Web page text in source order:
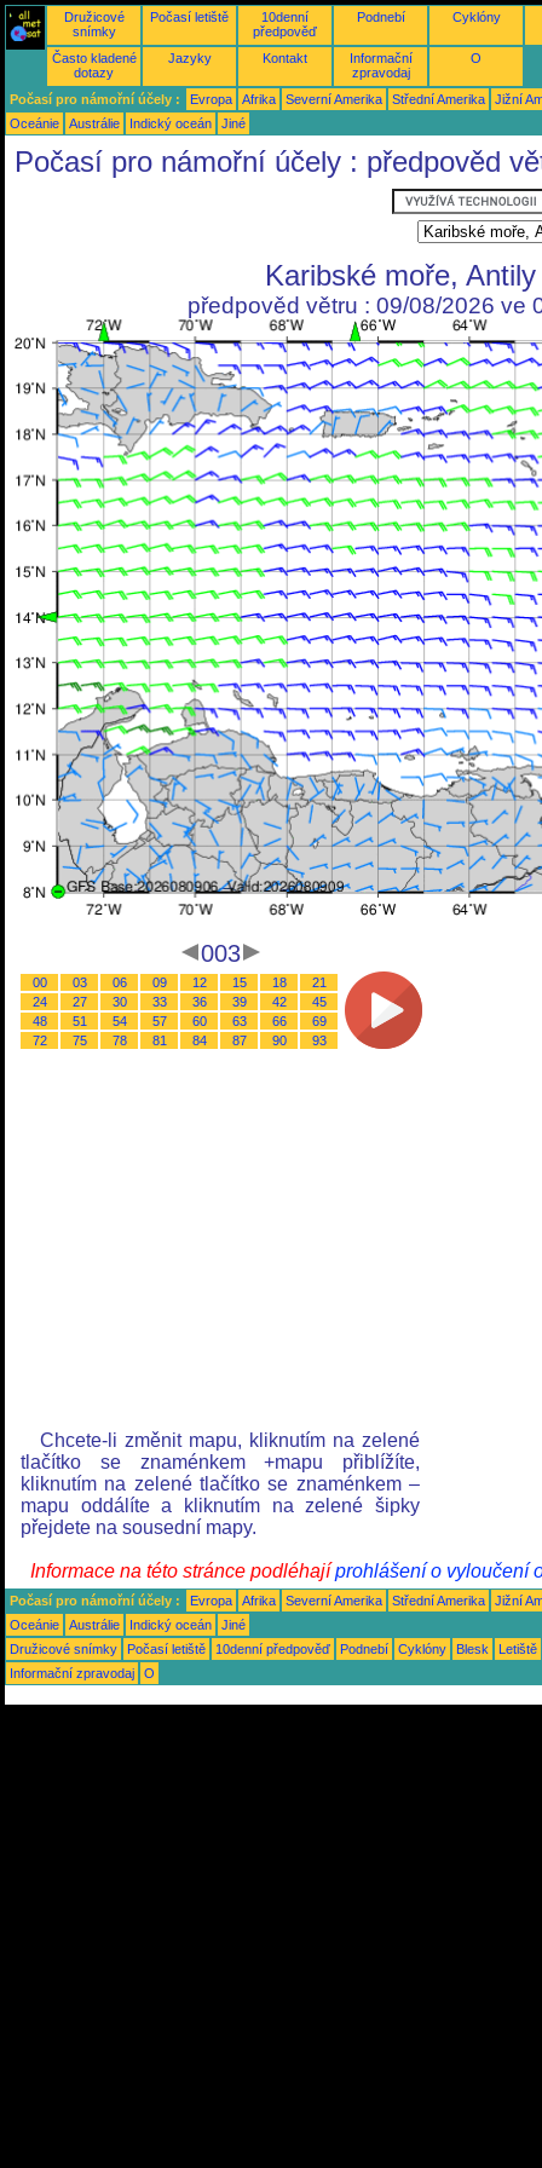
Družicové
snímky
Počasí letiště
10denní
předpověď
Podnebí Cyklóny
Často kladené
dotazy
Jazyky Kontakt
Informační
zpravodaj
O
Počasí pro námořní účely : Evropa Afrika Severní Amerika Střední Amerika
Jižní
Oceánie
Austrálie Indický oceán Jiné
Počasí pro námořní účely : předpověd
Karibské moře, Antily
předpověd větru : 09/08/2026 ve
003
00 03 06 09 12 15 18
21
24
27 30 33 36 39 42
45
48
51 54 57 60 63 66
69
72
75 78 81 84 87 90 93
Chcete-li změnit mapu, kliknutím na zelené
tlačítko se znaménkem +mapu přiblížíte,
kliknutím na zelené tlačítko se znaménkem –
mapu oddálíte a kliknutím na zelené šipky
přejdete na sousední mapy.
Informace na této stránce podléhajíprohlášení o vyloučení
Počasí pro námořní účely : Evropa Afrika Severní Amerika Střední Amerika
Jižní
Oceánie
Austrálie Indický oceán
Jiné
Družicové snímky
Počasí letiště 10denní předpověď Podnebí Cyklóny Blesk
Letiště
Informační zpravodaj
O